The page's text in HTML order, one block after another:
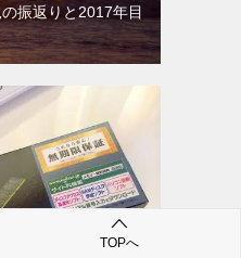
振返りと2017年目
機VAIO TOPへ